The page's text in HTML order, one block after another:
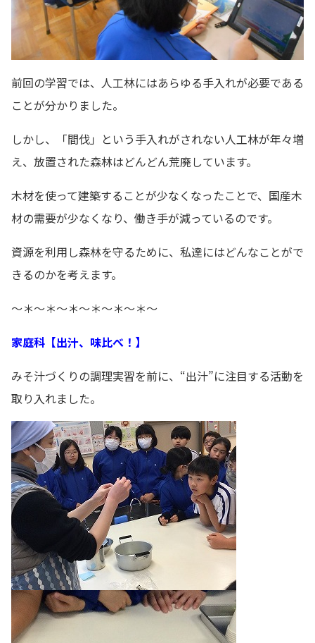
前回の学習では、人工林にはあらゆる手入れが必要である
ことが分かりました。
しかし、「間伐」という手入れがされない人工林が年々増
え、放置された森林はどんどん荒廃しています。
木材を使って建築することが少なくなったことで、国産木
材の需要が少なくなり、働き手が減っているのです。
資源を利用し森林を守るために、私達にはどんなことがで
きるのかを考えます。
～＊～＊～＊～＊～＊～＊～
家庭科【出汁、味比べ！】
みそ汁づくりの調理実習を前に、“出汁”に注目する活動を
取り入れました。